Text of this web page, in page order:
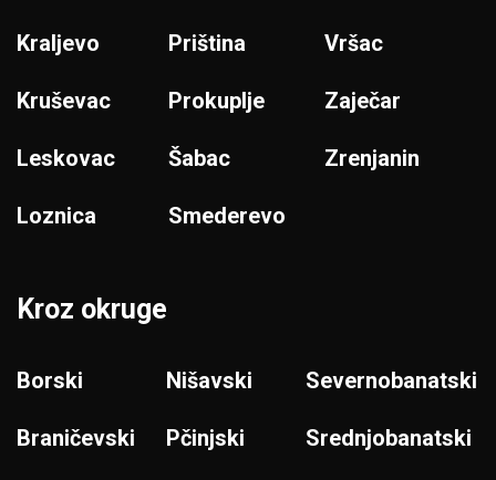
Kraljevo
Kruševac
Leskovac
Loznica
Priština
Prokuplje
Šabac
Smederevo
Vršac
Zaječar
Zrenjanin
Kroz okruge
Borski
Braničevski
Nišavski
Pčinjski
Severnobanatski
Srednjobanatski